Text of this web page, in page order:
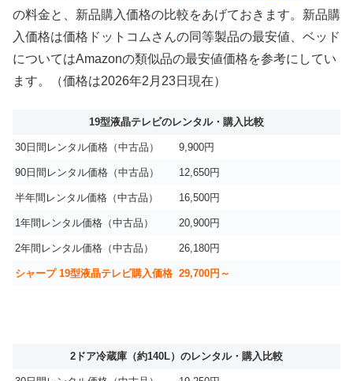
の料金と、新品購入価格の比較をあげておきます。新品購
入価格は価格ドットコムさんの同等製品の最安値、ベッド
についてはAmazonの類似品の最安値価格を参考にしてい
ます。（価格は2026年2月23日現在）
19型液晶テレビのレンタル・購入比較
30日間レンタル価格（中古品） 9,900円
90日間レンタル価格（中古品） 12,650円
半年間レンタル価格（中古品） 16,500円
1年間レンタル価格（中古品） 20,900円
2年間レンタル価格（中古品） 26,180円
シャープ 19型液晶テレビ購入価格 29,700円～
2ドア冷蔵庫（約140L）のレンタル・購入比較